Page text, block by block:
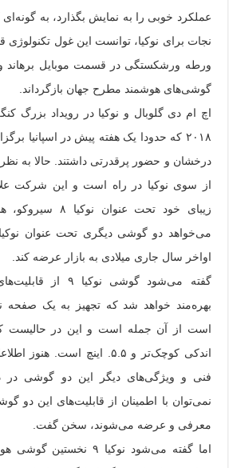
عملکرد خوبی را به نمایش بگذارد، به
نجات برای نوکیا، توانست این غول تکنولوژی
ورطه ورشکستگی در قسمت موبایل برهاند و
گوشی‌های هوشمند مطرح جهان بازگرداند.
۲۰۱۸ که حدودا یک هفته پیش در اسپانیا
درخشان و حضور پرقدرتی داشتند. حالا به
از سوی نوکیا در راه است و این شرکت
زیبای خود تحت
اواخر سال جاری میلادی به بازار عرضه کند.
گفته می‌شود گوشی
اندکی کوچک‌تر و ۵.۵. اینچ
فنی و ویژگی‌های دیگر این دو گوشی در
نمی‌توان با اطمینان از قابلیت‌های این دو
معرفی و عرضه می‌شوند، سخن گفت.
اما گفته می‌شود نوکیا ۹